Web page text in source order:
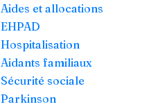
Aides et allocations
EHPAD
Hospitalisation
Aidants familiaux
Sécurité sociale
Parkinson